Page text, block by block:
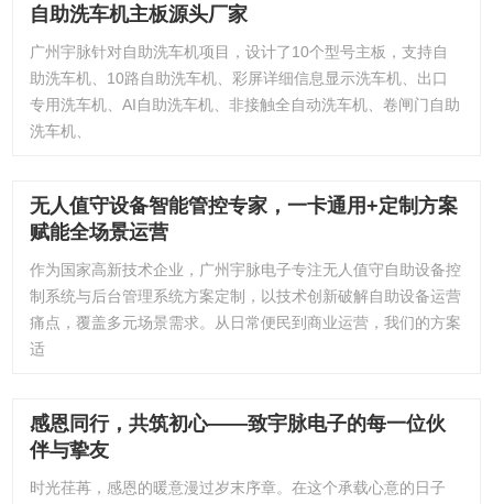
自助洗车机主板源头厂家
广州宇脉针对自助洗车机项目，设计了10个型号主板，支持自
助洗车机、10路自助洗车机、彩屏详细信息显示洗车机、出口
专用洗车机、AI自助洗车机、非接触全自动洗车机、卷闸门自助
洗车机、
无人值守设备智能管控专家，一卡通用+定制方案
赋能全场景运营
作为国家高新技术企业，广州宇脉电子专注无人值守自助设备控
制系统与后台管理系统方案定制，以技术创新破解自助设备运营
痛点，覆盖多元场景需求。从日常便民到商业运营，我们的方案
适
感恩同行，共筑初心——致宇脉电子的每一位伙
伴与挚友
时光荏苒，感恩的暖意漫过岁末序章。在这个承载心意的日子